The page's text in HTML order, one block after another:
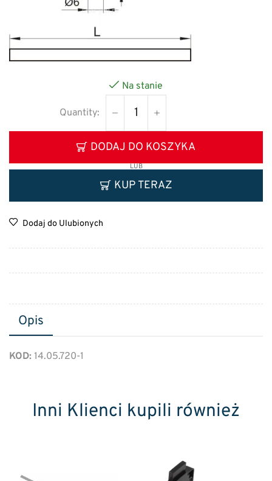
Na stanie
DODAJ DO KOSZYKA
LUB
KUP TERAZ
Dodaj do Ulubionych
Opis
KOD: 14.05.720-1
Inni Klienci kupili również